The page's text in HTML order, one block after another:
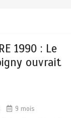
1990 : Le
ouvrait
9 mois